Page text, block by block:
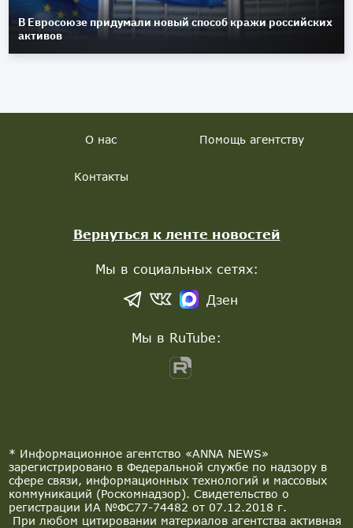
В Евросоюзе придумали новый способ кражи российских
активов
* Информационное агентство «ANNA NEWS»
зарегистрировано в Федеральной службе по надзору в
сфере связи, информационных технологий и массовых
коммуникаций (Роскомнадзор). Свидетельство о
регистрации ИА №ФС77-74482 от 07.12.2018 г.
При любом цитировании материалов агентства активная
О нас Помощь агентству
Контакты
Вернуться к ленте новостей
Мы в социальных сетях:
Дзен
Мы в RuTube: